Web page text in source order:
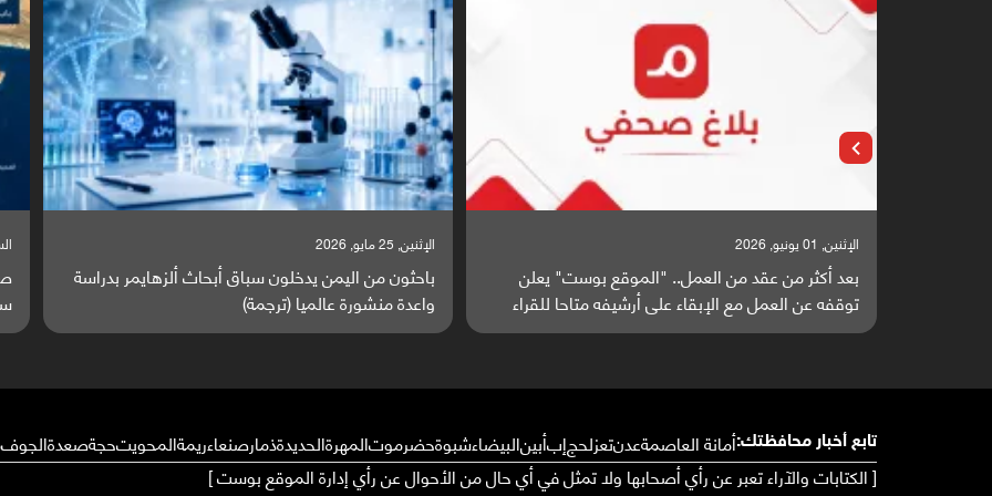
الإثنين, 25 مايو, 2026
باحثون من اليمن يدخلون سباق أبحاث ألزهايمر بدراسة
واعدة منشورة عالميا (ترجمة)
السبت, 23 مايو, 2026
صراع دولي يتصاعد قرب اليمن والبحر الأحمر يتحول إلى
ساحة مواجهة عالمية (ترجمة)
تابع أخبار محافظتك:أمانة العاصمةعدنتعزلحجإبأبينالبيضاءشبوةحضرموتالمهرةالحديدةذمارصنعاءريمةالمحويتحجةصعدةالجوف
[ الكتابات والآراء تعبر عن رأي أصحابها ولا تمثل في أي حال من الأحوال عن رأي إدارة الموقع بوست ]